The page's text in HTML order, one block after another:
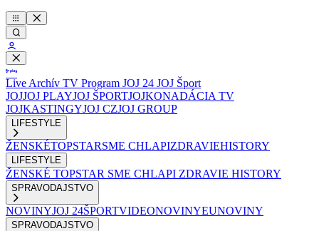
Live Archív TV Program JOJ 24 JOJ Šport
JOJJOJ PLAYJOJ ŠPORTJOJKONADÁCIA TV
JOJKASTINGYJOJ CZJOJ GROUP
LIFESTYLE
ŽENSKÉTOPSTARSME CHLAPIZDRAVIEHISTORY
LIFESTYLE
ŽENSKÉ TOPSTAR SME CHLAPI ZDRAVIE HISTORY
SPRAVODAJSTVO
NOVINYJOJ 24ŠPORTVIDEONOVINYEUNOVINY
SPRAVODAJSTVO